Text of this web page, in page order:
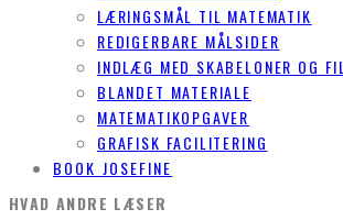
LÆRINGSMÅL TIL MATEMATIK
REDIGERBARE MÅLSIDER
INDLÆG MED SKABELONER OG
BLANDET MATERIALE
MATEMATIKOPGAVER
GRAFISK FACILITERING
BOOK JOSEFINE
HVAD ANDRE LÆSER